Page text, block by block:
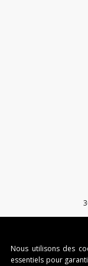
Nous utilisons des
essentiels pour